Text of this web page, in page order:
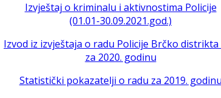
Izvještaj o kriminalu i aktivnostima Policije
(01.01-30.09.2021.god.)
Izvod iz izvještaja o radu Policije Brčko distrikta
za 2020. godinu
Statistički pokazatelji o radu za 2019. godinu